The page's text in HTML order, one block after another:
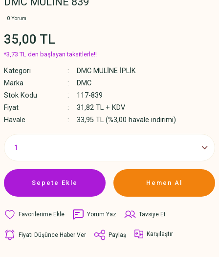
0 Yorum
35,00 TL
*3,73 TL den başlayan taksitlerle!!
Kategori
DMC MULİNE İPLİK
Marka
DMC
Stok Kodu
117-839
Fiyat
31,82 TL + KDV
Havale
33,95 TL (%3,00 havale indirimi)
Sepete Ekle Hemen Al
Yorum Yaz Tavsiye Et
Fiyatı Düşünce Haber Ver Paylaş Karşılaştır